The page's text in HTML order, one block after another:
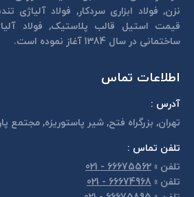
قیمت استیل قالب پلاستيک, فولاد
ساختمانی در سال 1384 آغاز نموده است.
اطلاعات تماس
آدرس :
تهران, بزرگراه فتح, شير پاستوريزه, مجتمع
تلفن تماس :
تلفن »
66675562 - 021
تلفن »
66674968 - 021